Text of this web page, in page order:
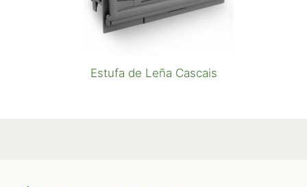
Estufa de Leña Cascais